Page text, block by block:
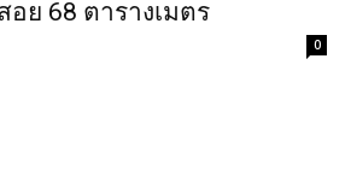
ย 68 ตารางเมตร
0